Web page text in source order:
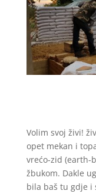
Volim svoj živi!
opet mekan i
vrećo-zid (earth-
žbukom. Dakle
bila baš tu gdje i